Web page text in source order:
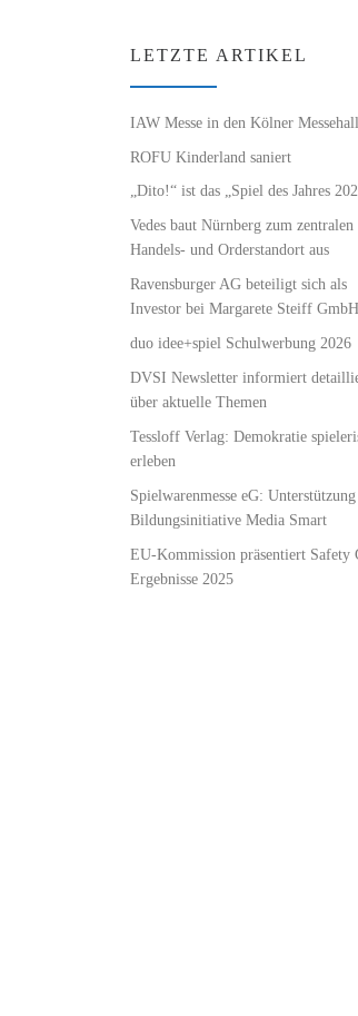
LETZTE ARTIKEL
IAW Messe in den Kölner
ROFU Kinderland saniert
„Dito!“ ist das „Spiel des Jahres
Vedes baut Nürnberg zum zentralen
Handels- und Orderstandort aus
Ravensburger AG beteiligt sich als
Investor bei Margarete Steiff GmbH
duo idee+spiel Schulwerbung 2026
DVSI Newsletter informiert
über aktuelle Themen
Tessloff Verlag: Demokratie
erleben
Spielwarenmesse eG:
Bildungsinitiative Media Smart
EU-Kommission präsentiert Safety
Ergebnisse 2025